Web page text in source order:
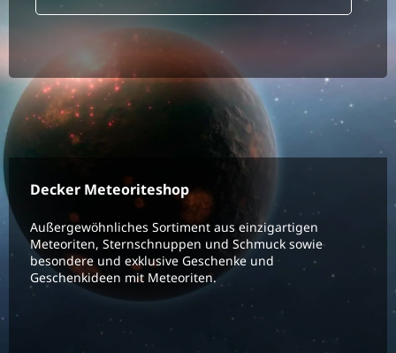
Decker Meteoriteshop
Außergewöhnliches Sortiment aus einzigartigen
Meteoriten, Sternschnuppen und Schmuck sowie
besondere und exklusive Geschenke und
Geschenkideen mit Meteoriten.